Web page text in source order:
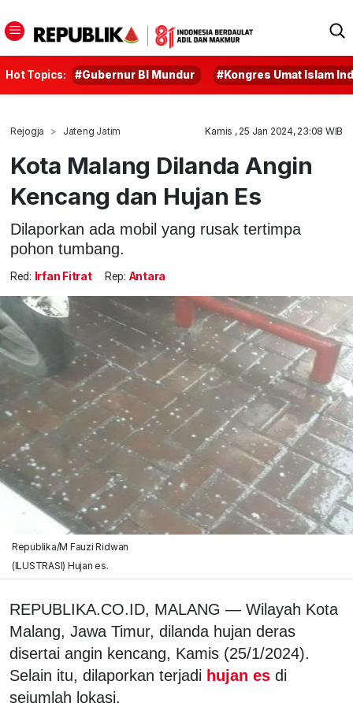
Hot Topics: #Gubernur BI Mundur #Kongres Umat Islam
Rejogja Jateng Jatim Kamis , 25 Jan 2024, 23:08 WIB
Kota Malang Dilanda Angin
Kencang dan Hujan Es
Dilaporkan ada mobil yang rusak tertimpa
pohon tumbang.
Red: Irfan Fitrat Rep: Antara
Republika/M Fauzi Ridwan
(ILUSTRASI) Hujan es.
REPUBLIKA.CO.ID, MALANG — Wilayah Kota
Malang, Jawa Timur, dilanda hujan deras
disertai angin kencang, Kamis (25/1/2024).
Selain itu, dilaporkan terjadi hujan es di
sejumlah lokasi.